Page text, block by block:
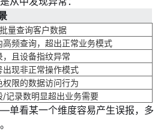
量查询客户数据
高频查询，超出正常业务模式
，且设备指纹异常
出现非正常操作模式
权限的数据访问行为
/记录数明显超出业务需要
看某一个维度容易产生误报，多